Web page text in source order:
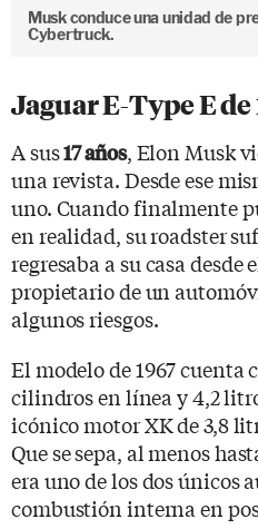
Musk conduce una unidad de
Cybertruck.
Jaguar E-Type E de
A sus17 años, Elon Musk
una revista. Desde ese
uno. Cuando finalmente
en realidad, su roadster
regresaba a su casa desde
propietario de un
algunos riesgos.
El modelo de 1967 cuenta
cilindros en línea y 4,2
icónico motor XK de 3,8
Que se sepa, al menos
era uno de los dos únicos
combustión interna en